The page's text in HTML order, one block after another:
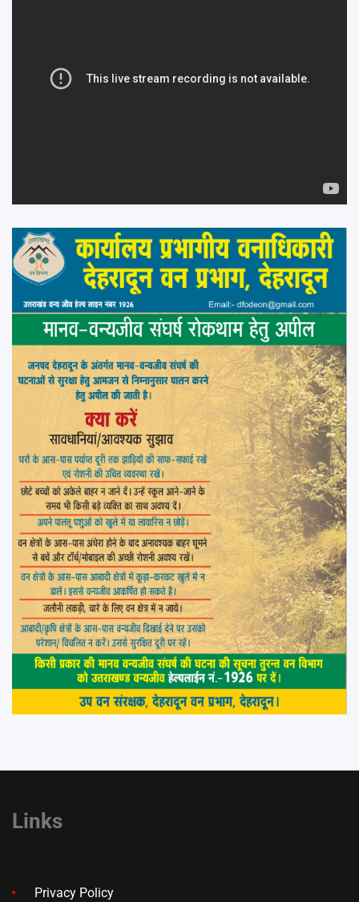
Links
Privacy Policy